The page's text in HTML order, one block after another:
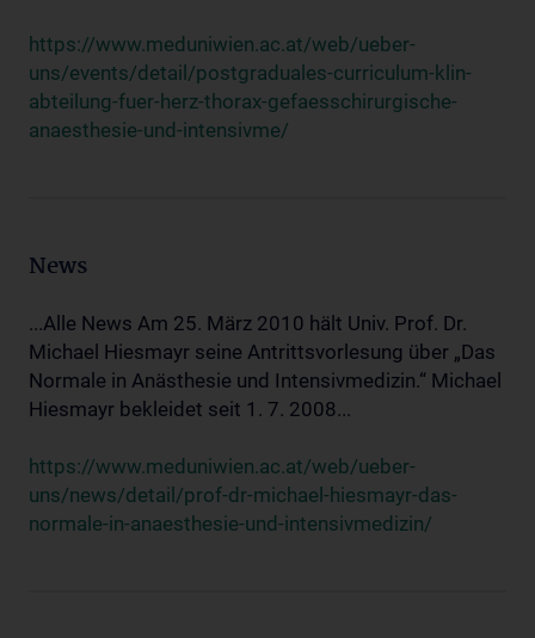
https://www.meduniwien.ac.at/web/ueber-
uns/events/detail/postgraduales-curriculum-klin-
abteilung-fuer-herz-thorax-gefaesschirurgische-
anaesthesie-und-intensivme/
News
...Alle News Am 25. März 2010 hält Univ. Prof. Dr.
Michael Hiesmayr seine Antrittsvorlesung über „Das
Normale in Anästhesie und Intensivmedizin.“ Michael
Hiesmayr bekleidet seit 1. 7. 2008...
https://www.meduniwien.ac.at/web/ueber-
uns/news/detail/prof-dr-michael-hiesmayr-das-
normale-in-anaesthesie-und-intensivmedizin/